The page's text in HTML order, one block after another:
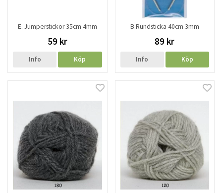
E. Jumperstickor 35cm 4mm
59 kr
Info Köp
B.Rundsticka 40cm 3mm
89 kr
Info Köp